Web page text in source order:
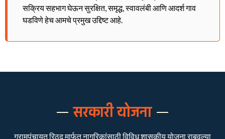
सक्रिय सहभाग घेऊन सुरक्षित, समृद्ध, स्वावलंबी आणि आदर्श गाव
घडविणे हेच आमचे प्रमुख उद्दिष्ट आहे.
सरकारी योजना
ग्रामपंचायत रिठद मार्फत नागरिकांसाठी विविध शासकीय योजना राबवल्या